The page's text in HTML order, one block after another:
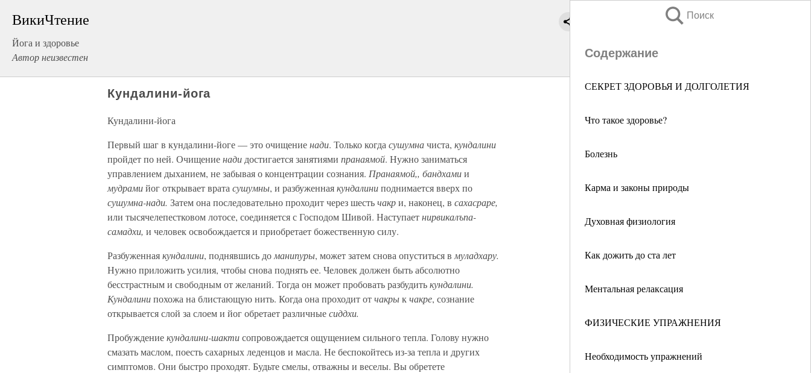
ВикиЧтение
Йога и здоровье
Автор неизвестен
Поиск
Содержание
СЕКРЕТ ЗДОРОВЬЯ И ДОЛГОЛЕТИЯ
Что такое здоровье?
Болезнь
Карма и законы природы
Духовная физиология
Как дожить до ста лет
Ментальная релаксация
ФИЗИЧЕСКИЕ УПРАЖНЕНИЯ
Необходимость упражнений
Кундалини-йога
Кундалини-йога
Первый шаг в кундалини-йоге — это очищениенади. Только когда сушумначиста, кундалини
пройдет по ней. Очищениенади достигается занятиями пранаямой. Нужно заниматься
управлением дыханием, не забывая о концентрации сознания. Пранаямой,, бандхамии
мудрамийог открывает врата сушумны, и разбуженнаякундалиниподнимается вверх по
сушумна-нади. Затем она последовательно проходит через шестьчакри, наконец, в сахасраре,
или тысячелепестковом лотосе, соединяется с Господом Шивой. Наступаетнирвикалъпа-
самадхи, и человек освобождается и приобретает божественную силу.
Разбуженнаякундалини, поднявшись до манипуры, может затем снова опуститься в муладхару.
Нужно приложить усилия, чтобы снова поднять ее. Человек должен быть абсолютно
бесстрастным и свободным от желаний. Тогда он может пробовать разбудитькундалини.
Кундалинипохожа на блистающую нить. Когда она проходит отчакрыкчакре, сознание
открывается слой за слоем и йог обретает различныесиддхи.
Пробуждениекундалини-шактисопровождается ощущением сильного тепла. Голову нужно
смазать маслом, поесть сахарных леденцов и масла. Не беспокойтесь из-за тепла и других
симптомов. Они быстро проходят. Будьте смелы, отважны и веселы. Вы обретете